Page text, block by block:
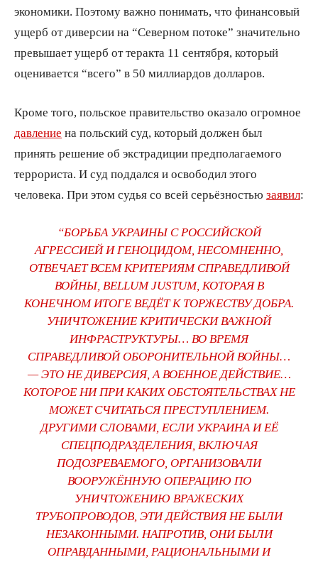
экономики. Поэтому важно понимать, что финансовый
ущерб от диверсии на “Северном потоке” значительно
превышает ущерб от теракта 11 сентября, который
оценивается “всего” в 50 миллиардов долларов.
Кроме того, польское правительство оказало огромное
давление на польский суд, который должен был
принять решение об экстрадиции предполагаемого
террориста. И суд поддался и освободил этого
человека. При этом судья со всей серьёзностью заявил:
“БОРЬБА УКРАИНЫ С РОССИЙСКОЙ
АГРЕССИЕЙ И ГЕНОЦИДОМ, НЕСОМНЕННО,
ОТВЕЧАЕТ ВСЕМ КРИТЕРИЯМ СПРАВЕДЛИВОЙ
ВОЙНЫ, BELLUM JUSTUM, КОТОРАЯ В
КОНЕЧНОМ ИТОГЕ ВЕДЁТ К ТОРЖЕСТВУ ДОБРА.
УНИЧТОЖЕНИЕ КРИТИЧЕСКИ ВАЖНОЙ
ИНФРАСТРУКТУРЫ… ВО ВРЕМЯ
СПРАВЕДЛИВОЙ ОБОРОНИТЕЛЬНОЙ ВОЙНЫ…
— ЭТО НЕ ДИВЕРСИЯ, А ВОЕННОЕ ДЕЙСТВИЕ…
КОТОРОЕ НИ ПРИ КАКИХ ОБСТОЯТЕЛЬСТВАХ НЕ
МОЖЕТ СЧИТАТЬСЯ ПРЕСТУПЛЕНИЕМ.
ДРУГИМИ СЛОВАМИ, ЕСЛИ УКРАИНА И ЕЁ
СПЕЦПОДРАЗДЕЛЕНИЯ, ВКЛЮЧАЯ
ПОДОЗРЕВАЕМОГО, ОРГАНИЗОВАЛИ
ВООРУЖЁННУЮ ОПЕРАЦИЮ ПО
УНИЧТОЖЕНИЮ ВРАЖЕСКИХ
ТРУБОПРОВОДОВ, ЭТИ ДЕЙСТВИЯ НЕ БЫЛИ
НЕЗАКОННЫМИ. НАПРОТИВ, ОНИ БЫЛИ
ОПРАВДАННЫМИ, РАЦИОНАЛЬНЫМИ И